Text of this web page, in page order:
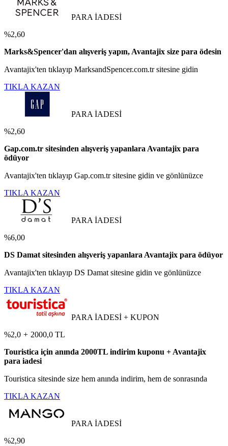
PARA İADESİ
%2,60
Marks&Spencer'dan alışveriş yapın, Avantajix size para ödesin
Avantajix'ten tıklayıp MarksandSpencer.com.tr sitesine gidin
TIKLA KAZAN
PARA İADESİ
%2,60
Gap.com.tr sitesinden alışveriş yapanlara Avantajix para
ödüyor
Avantajix'ten tıklayıp Gap.com.tr sitesine gidin ve gönlünüzce
TIKLA KAZAN
PARA İADESİ
%6,00
DS Damat sitesinden alışveriş yapanlara Avantajix para ödüyor
Avantajix'ten tıklayıp DS Damat sitesine gidin ve gönlünüzce
TIKLA KAZAN
PARA İADESİ + KUPON
%2,0 + 2000,0 TL
Touristica için anında 2000TL indirim kuponu + Avantajix
para iadesi
Touristica sitesinde size hem anında indirim, hem de sonrasında
TIKLA KAZAN
PARA İADESİ
%2,90